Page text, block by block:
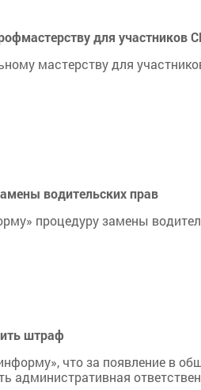
для участников
мастерству для
водительских прав
процедуру замены
штраф
что за появление в
административная